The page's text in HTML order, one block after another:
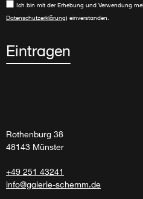
Ich bin mit der Erhebung und Verwendung
Datenschutzerklärung) einverstanden.
Eintragen
Rothenburg 38
48143 Münster
+49 251 43241
info@galerie-schemm.de